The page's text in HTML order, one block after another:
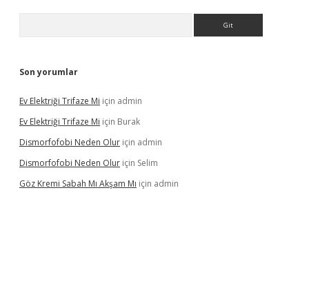
Son yorumlar
Ev Elektriği Trifaze Mi için admin
Ev Elektriği Trifaze Mi için Burak
Dismorfofobi Neden Olur için admin
Dismorfofobi Neden Olur için Selim
Göz Kremi Sabah Mı Akşam Mı için admin